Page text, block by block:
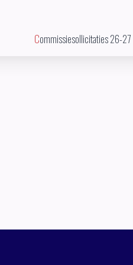
Commissiesollicitaties 26-27